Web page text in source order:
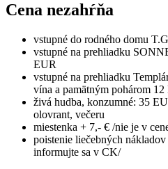
Cena nezahŕňa
vstupné do rodného domu
vstupné na prehliadku
EUR
vstupné na prehliadku
vína a pamätným pohárom 12
živá hudba, konzumné: 35
olovrant, večeru
miestenka + 7,- € /nie je v
poistenie liečebných
informujte sa v CK/